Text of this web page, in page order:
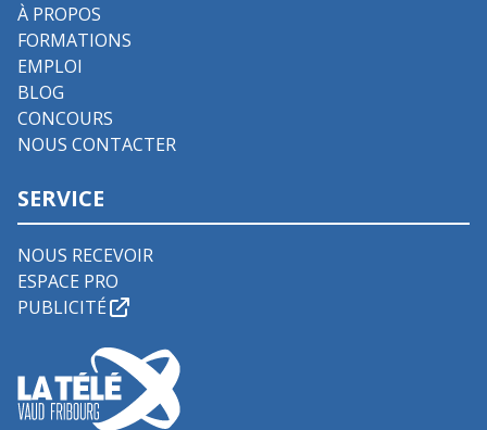
À PROPOS
FORMATIONS
EMPLOI
BLOG
CONCOURS
NOUS CONTACTER
SERVICE
NOUS RECEVOIR
ESPACE PRO
PUBLICITÉ